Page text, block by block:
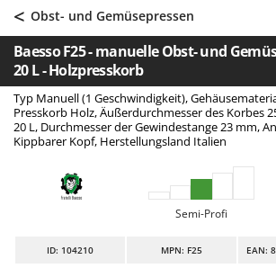
Abfüllgeräte
Akku Gartenscheren
Akku Gras- und Strauchscheren
Akku-Stichsägen
Allzwecktransporter -
Alu-Teleskopleitern
Anbaubagger Heckbagger für
Arbeitsschutzkleidung
Astkettensägen - Hochentaster
AgriEuro Premium
AgriEuro TOP-LINE
AGT
Aima
Airmec
AL-KO
ALA 2000
Alce
Ama
< Obst- und Gemüsepressen
Baesso F25 - manuelle Obst- und
20 L - Holzpresskorb
Typ Manuell (1 Geschwindigkeit),
Presskorb Holz, Äußerdurchmesser des Korbes
20 L, Durchmesser der Gewindestange 23 mm,
Kippbarer Kopf, Herstellungsland Italien
Semi-Profi
ID: 104210 MPN: F25 EAN: